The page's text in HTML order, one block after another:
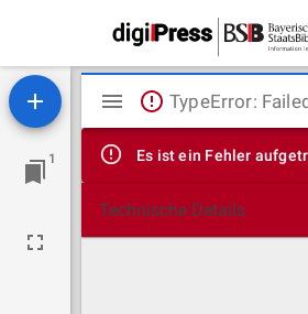
1
Mirador
Viewer
TypeError:
Es ist ein Fehler
Technische Details